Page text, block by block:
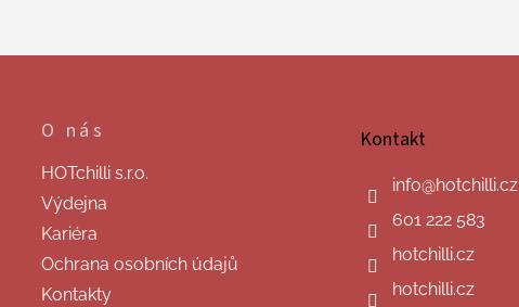
O nás
HOTchilli s.r.o.
Výdejna
Kariéra
Ochrana osobních údajů
Kontakty
Kontakt
info@hotchilli.cz
601 222 583
hotchilli.cz
hotchilli.cz